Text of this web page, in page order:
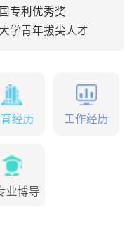
专利优秀奖
学青年拔尖人才
经历 工作经历
业博导